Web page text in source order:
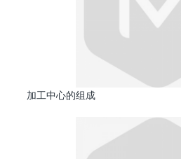
加工中心的组成